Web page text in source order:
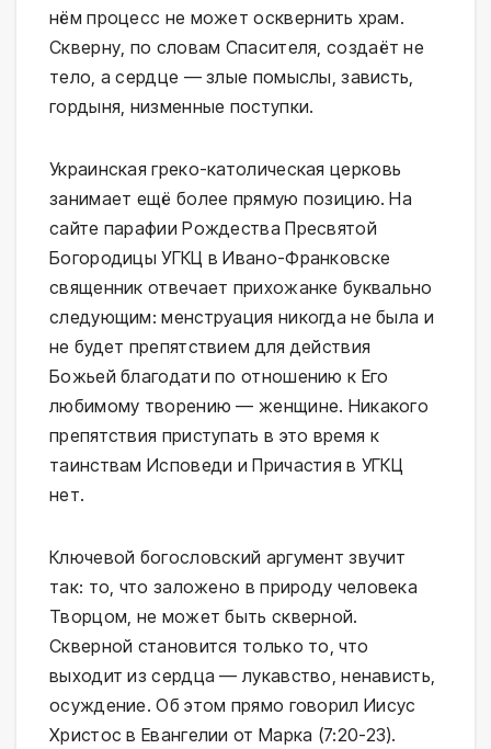
нём процесс не может осквернить храм.
Скверну, по словам Спасителя, создаёт не
тело, а сердце — злые помыслы, зависть,
гордыня, низменные поступки.
Украинская греко-католическая церковь
занимает ещё более прямую позицию. На
сайте парафии Рождества Пресвятой
Богородицы УГКЦ в Ивано-Франковске
священник отвечает прихожанке буквально
следующим: менструация никогда не была и
не будет препятствием для действия
Божьей благодати по отношению к Его
любимому творению — женщине. Никакого
препятствия приступать в это время к
таинствам Исповеди и Причастия в УГКЦ
нет.
Ключевой богословский аргумент звучит
так: то, что заложено в природу человека
Творцом, не может быть скверной.
Скверной становится только то, что
выходит из сердца — лукавство, ненависть,
осуждение. Об этом прямо говорил Иисус
Христос в Евангелии от Марка (7:20-23).